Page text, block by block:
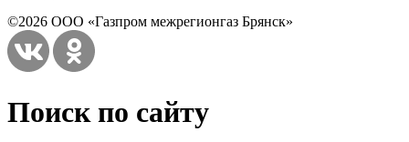
©2026 ООО «Газпром межрегионгаз Брянск»
Поиск по сайту